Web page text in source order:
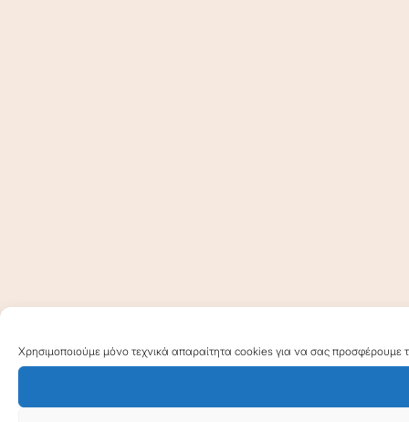
Χρησιμοποιούμε μόνο τεχνικά απαραίτητα cookies για να σας προσφέρουμε